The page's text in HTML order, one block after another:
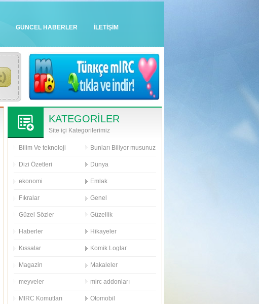
GÜNCEL HABERLER İLETİŞİM
KATEGORİLER
Site içi Kategorilerimiz
Bilim Ve teknoloji Bunları Biliyor musunuz
Dizi Özetleri Dünya
ekonomi Emlak
Fıkralar Genel
Güzel Sözler Güzellik
Haberler Hikayeler
Kıssalar Komik Loglar
Magazin Makaleler
meyveler mirc addonları
MIRC Komutları Otomobil